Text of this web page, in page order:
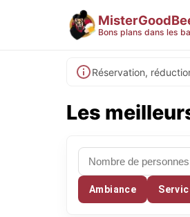
Bons plans dans les
Réservation,
Les
Ambiance